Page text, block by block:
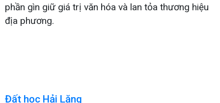
phần gìn giữ giá trị văn hóa và lan tỏa thương hiệu
địa phương.
Đất học Hải Lăng